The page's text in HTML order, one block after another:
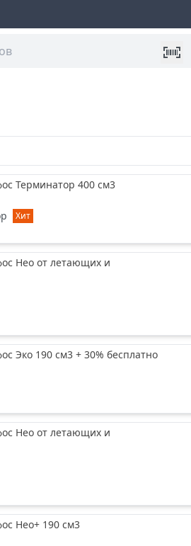
Терминатор 400 см3
Хит
Нео от летающих и
Эко 190 см3 + 30% бесплатно
Нео от летающих и
Нео+ 190 см3